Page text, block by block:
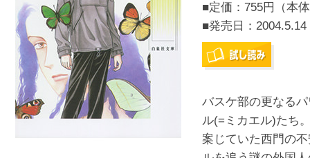
■定価：755円（本
■発売日： 2004.5.14
バスケ部の更なる
ル(=ミカエル)たち
案じていた西門の